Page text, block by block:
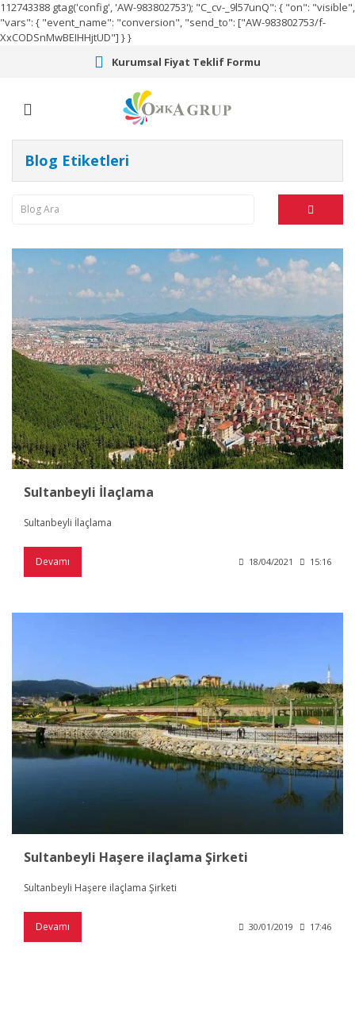
112743388 gtag('config', 'AW-983802753'); "C_cv-_9l57unQ": { "on": "visible",
"vars": { "event_name": "conversion", "send_to": ["AW-983802753/f-
XxCODSnMwBEIHHjtUD"] } }
Kurumsal Fiyat Teklif Formu
Blog Etiketleri
Sultanbeyli İlaçlama
Sultanbeyli İlaçlama
Devamı 18/04/2021 15:16
Sultanbeyli Haşere ilaçlama Şirketi
Sultanbeyli Haşere ilaçlama Şirketi
Devamı 30/01/2019 17:46